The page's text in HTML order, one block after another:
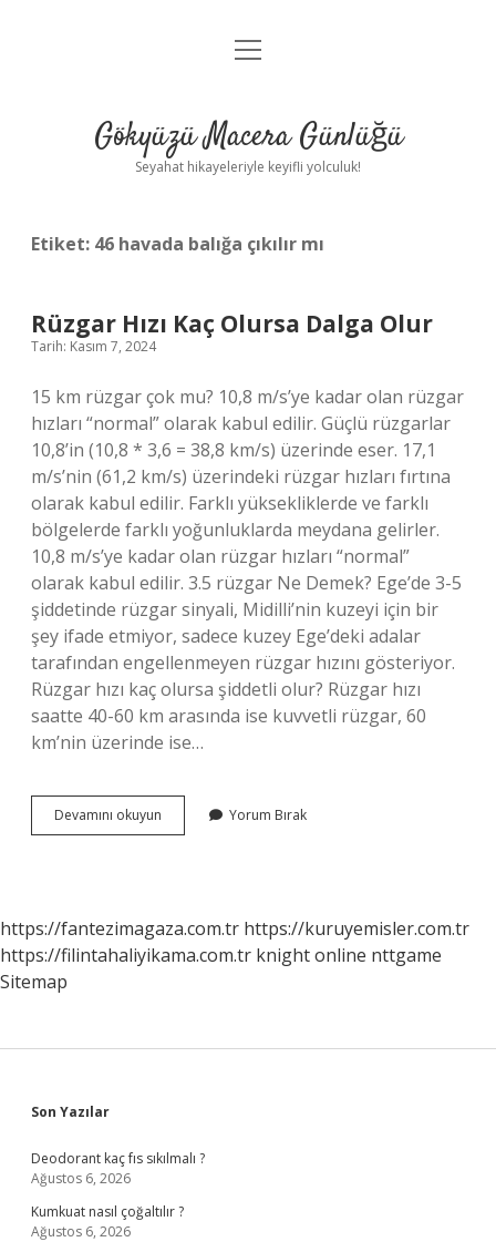
Anasayfa
Yasal Uyarı
menüyü
Gökyüzü Macera Günlüğü
Seyahat hikayeleriyle keyifli yolculuk!
Etiket: 46 havada balığa çıkılır mı
Rüzgar Hızı Kaç Olursa Dalga Olur
Tarih: Kasım 7, 2024
15 km rüzgar çok mu? 10,8 m/s’ye kadar olan rüzgar
hızları “normal” olarak kabul edilir. Güçlü rüzgarlar
10,8’in (10,8 * 3,6 = 38,8 km/s) üzerinde eser. 17,1
m/s’nin (61,2 km/s) üzerindeki rüzgar hızları fırtına
olarak kabul edilir. Farklı yüksekliklerde ve farklı
bölgelerde farklı yoğunluklarda meydana gelirler.
10,8 m/s’ye kadar olan rüzgar hızları “normal”
olarak kabul edilir. 3.5 rüzgar Ne Demek? Ege’de 3-5
şiddetinde rüzgar sinyali, Midilli’nin kuzeyi için bir
şey ifade etmiyor, sadece kuzey Ege’deki adalar
tarafından engellenmeyen rüzgar hızını gösteriyor.
Rüzgar hızı kaç olursa şiddetli olur? Rüzgar hızı
saatte 40-60 km arasında ise kuvvetli rüzgar, 60
km’nin üzerinde ise…
Devamını okuyun
Hızı
Yorum Bırak
https://fantezimagaza.com.tr https://kuruyemisler.com.tr
https://filintahaliyikama.com.tr knight online nttgame
Sitemap
Sidebar
Son Yazılar
Deodorant kaç fıs sıkılmalı ?
Ağustos 6, 2026
Kumkuat nasıl çoğaltılır ?
Ağustos 6, 2026